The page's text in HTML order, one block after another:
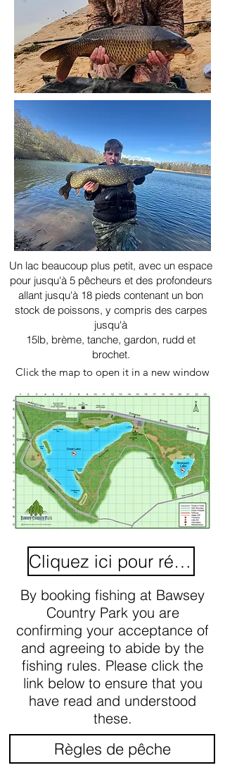
Un lac beaucoup plus petit, avec un espace
pour jusqu'à 5 pêcheurs et des profondeurs
allant jusqu'à 18 pieds contenant un bon
stock de poissons, y compris des carpes
jusqu'à
15lb, brème, tanche, gardon, rudd et
brochet.
Click the map to open it in a new window
Cliquez ici pour réserver
By booking fishing at Bawsey
Country Park you are
confirming your acceptance of
and agreeing to abide by the
fishing rules. Please click the
link below to ensure that you
have read and understood
these.
Règles de pêche